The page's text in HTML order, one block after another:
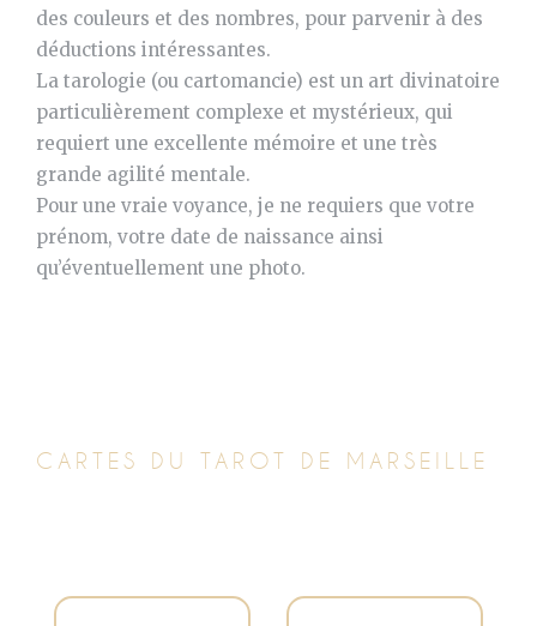
des couleurs et des nombres, pour parvenir à des
déductions intéressantes.
La tarologie (ou cartomancie) est un art divinatoire
particulièrement complexe et mystérieux, qui
requiert une excellente mémoire et une très
grande agilité mentale.
Pour une vraie voyance, je ne requiers que votre
prénom, votre date de naissance ainsi
qu’éventuellement une photo.
CARTES DU TAROT DE MARSEILLE